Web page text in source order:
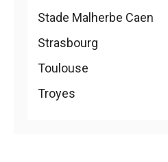
Stade Malherbe Caen
Strasbourg
Toulouse
Troyes